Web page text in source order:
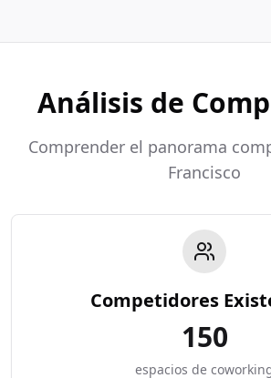
Análisis de
Comprender el panorama
Francisco
Competidores
150
espacios de